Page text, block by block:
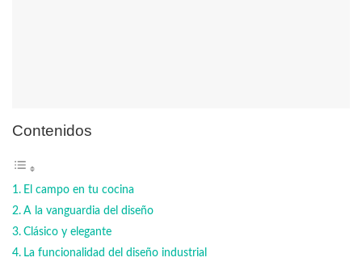
Contenidos
El campo en tu cocina
A la vanguardia del diseño
Clásico y elegante
La funcionalidad del diseño industrial